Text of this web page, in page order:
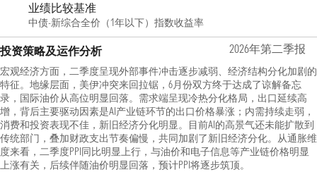
业绩比较基准
中债-新综合全价（1年以下）指数收益率
投资策略及运作分析 2026年第二季报
宏观经济方面，二季度呈现外部事件冲击逐步减弱、经济结构分化加剧的
特征。地缘层面，美伊冲突来回拉锯，6月份双方终于达成了谅解备忘
录，国际油价从高位明显回落。需求端呈现冷热分化格局，出口延续高
增，背后主要驱动因素是AI产业链环节的出口价格暴涨；内需持续走弱，
消费和投资表现不佳，新旧经济分化明显。目前AI的高景气还未能扩散到
传统部门，叠加财政支出节奏偏慢，共同加剧了新旧经济分化。从通胀维
度来看，二季度PPI同比明显上行，与油价和电子信息等产业链价格明显
上涨有关，后续伴随油价明显回落，预计PPI将逐步筑顶。